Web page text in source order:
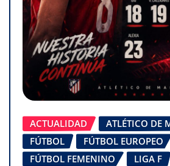
ACTUALIDAD
ATLÉTICO DE
FÚTBOL
FÚTBOL EUROPEO
FÚTBOL FEMENINO
LIGA F